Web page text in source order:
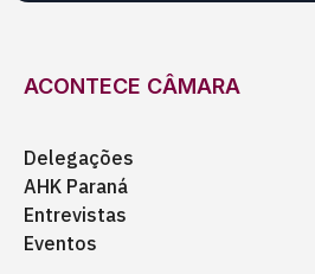
ACONTECE CÂMARA
Delegações
AHK Paraná
Entrevistas
Eventos